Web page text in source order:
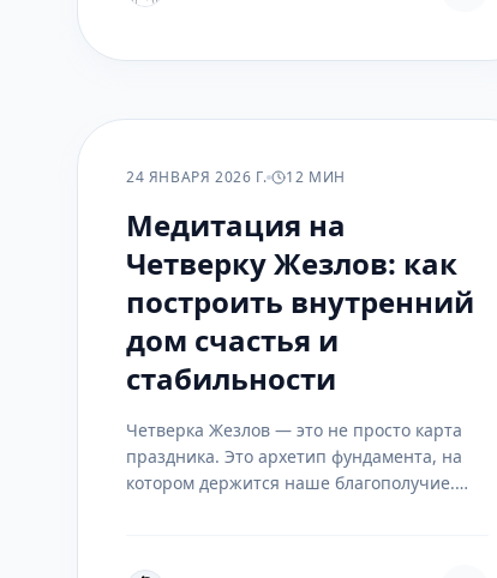
24 ЯНВАРЯ 2026 Г. 12 МИН
Медитация на
Четверку Жезлов: как
построить внутренний
дом счастья и
стабильности
Четверка Жезлов — это не просто карта
праздника. Это архетип фундамента, на
котором держится наше благополучие.